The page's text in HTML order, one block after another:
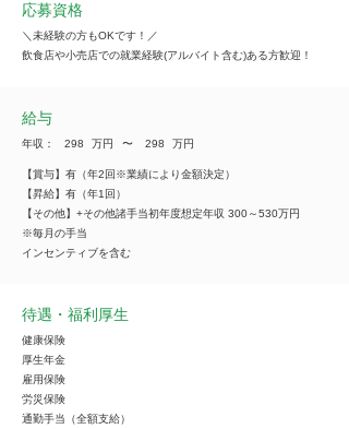
応募資格
＼未経験の方もOKです！／
飲食店や小売店での就業経験(アルバイト含む)ある方歓迎！
給与
年収： 298 万円 ​〜 298 万円
【賞与】有（年2回※業績により金額決定）
【昇給】有（年1回）
【その他】+その他諸手当初年度想定年収 300～530万円
※毎月の手当
インセンティブを含む
待遇・福利厚生
健康保険
厚生年金
雇用保険
労災保険
通勤手当（全額支給）